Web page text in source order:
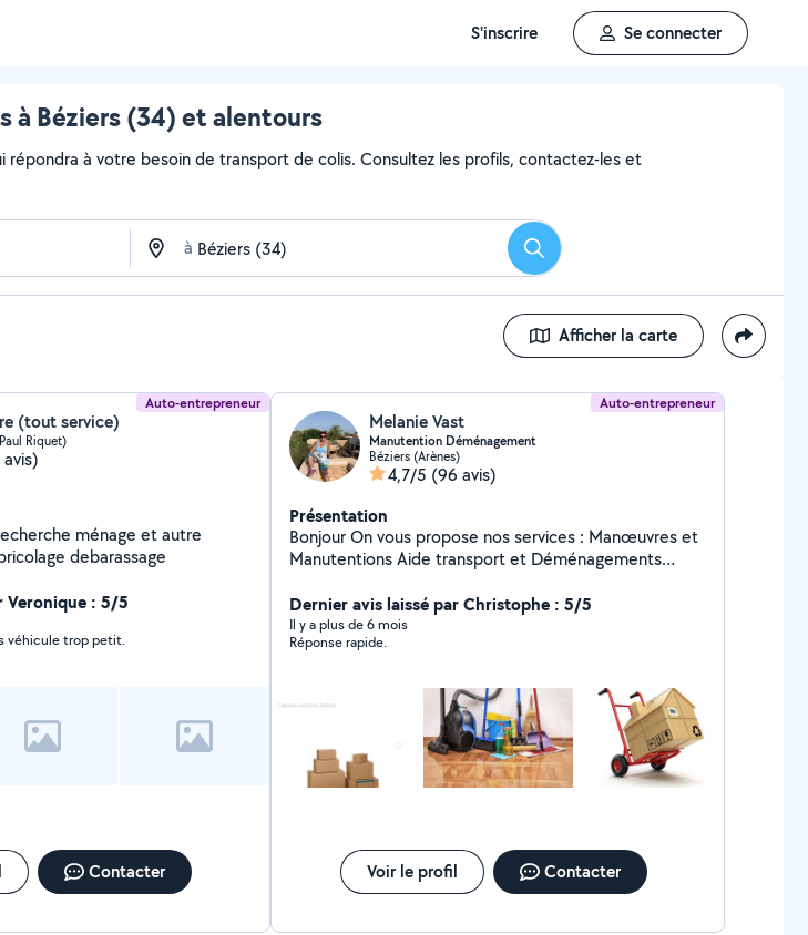
S'inscrire Se connecter
à Béziers (34) et alentours
répondra à votre besoin de transport de colis. Consultez les profils, contactez-les et
à Rechercher
Afficher la carte
Auto-entrepreneur
(tout service)
Riquet)
avis)
ménage et autre
debarassage
Veronique : 5/5
véhicule trop petit.
Contacter
Auto-entrepreneur
Melanie Vast
Manutention Déménagement
Béziers (Arènes)
4,7/5 (96 avis)
Présentation
Bonjour On vous propose nos services : Manœuvres et
Manutentions Aide transport et Déménagements
Aide à domicile et a la vie courante Envoyez-moi un
Dernier avis laissé par Christophe : 5/5
Il y a plus de 6 mois
Réponse rapide.
Voir le profil Contacter